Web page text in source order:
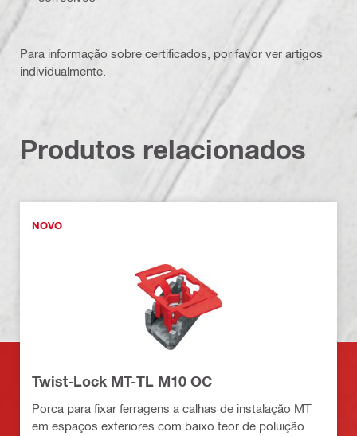
Para informação sobre certificados, por favor ver artigos
individualmente.
Produtos relacionados
NOVO
Twist-Lock MT-TL M10 OC
Porca para fixar ferragens a calhas de instalação MT
em espaços exteriores com baixo teor de poluição